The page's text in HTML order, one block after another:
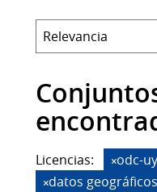
Licencias: odc-uy
datos geográficos